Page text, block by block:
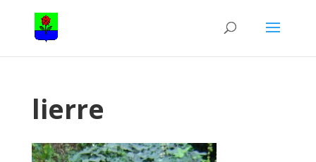
lierre